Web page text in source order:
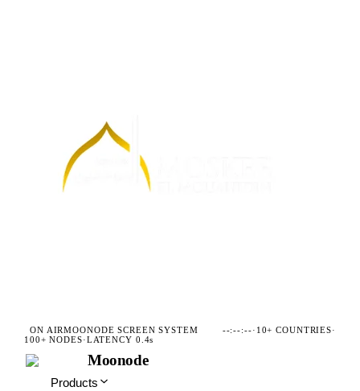
ON AIRMOONODE SCREEN SYSTEM --:--:--· 10+ COUNTRIES·
100+ NODES·LATENCY 0.4s
Moonode
Products